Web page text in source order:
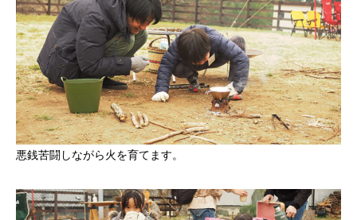
悪銭苦闘しながら火を育てます。